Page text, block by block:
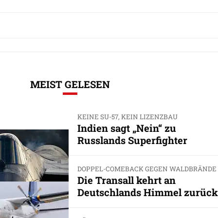
MEIST GELESEN
KEINE SU-57, KEIN LIZENZBAU
Indien sagt „Nein“ zu
Russlands Superfighter
DOPPEL-COMEBACK GEGEN WALDBRÄNDE
Die Transall kehrt an
Deutschlands Himmel